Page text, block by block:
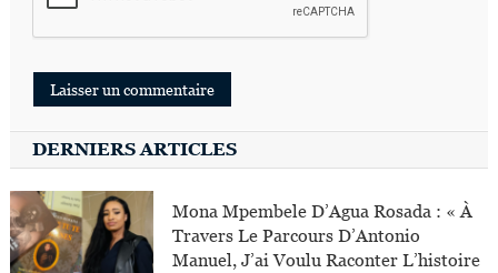
DERNIERS ARTICLES
Mona Mpembele D’Agua Rosada : « À
Travers Le Parcours D’Antonio
Manuel, J’ai Voulu Raconter L’histoire